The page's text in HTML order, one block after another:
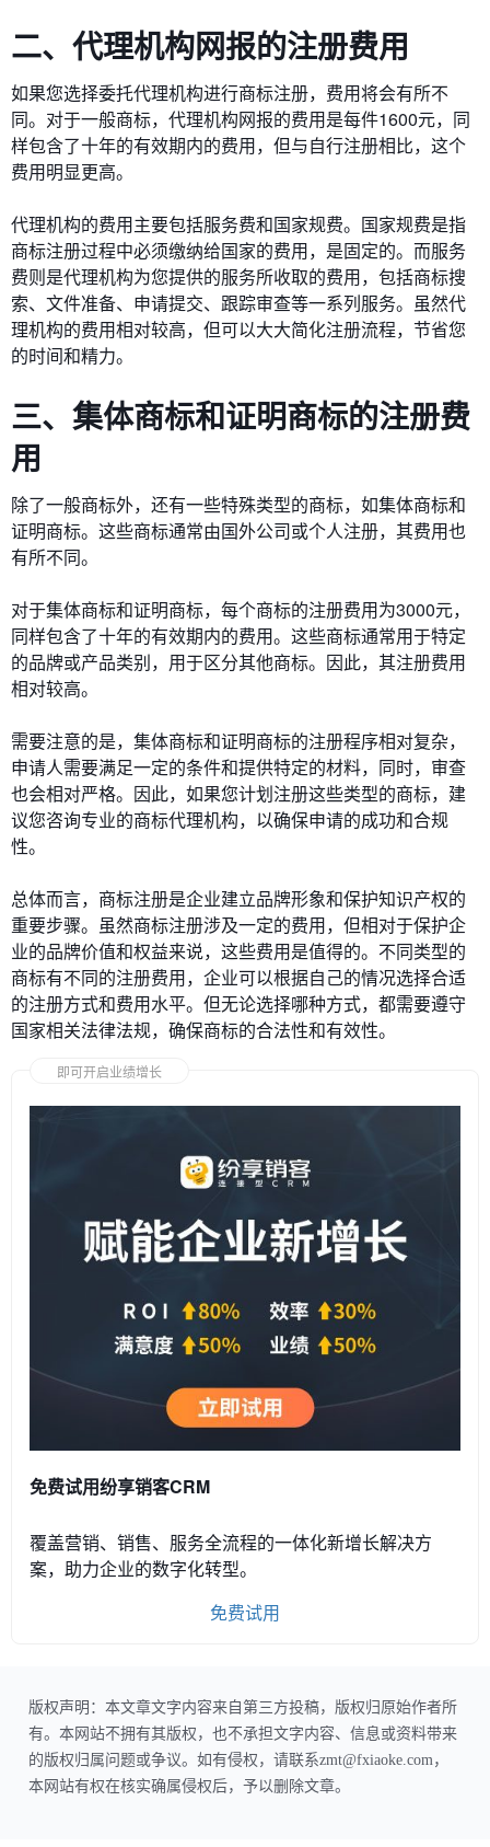
二、代理机构网报的注册费用
如果您选择委托代理机构进行商标注册，费用将会有所不
同。对于一般商标，代理机构网报的费用是每件1600元，同
样包含了十年的有效期内的费用，但与自行注册相比，这个
费用明显更高。
代理机构的费用主要包括服务费和国家规费。国家规费是指
商标注册过程中必须缴纳给国家的费用，是固定的。而服务
费则是代理机构为您提供的服务所收取的费用，包括商标搜
索、文件准备、申请提交、跟踪审查等一系列服务。虽然代
理机构的费用相对较高，但可以大大简化注册流程，节省您
的时间和精力。
三、集体商标和证明商标的注册费
用
除了一般商标外，还有一些特殊类型的商标，如集体商标和
证明商标。这些商标通常由国外公司或个人注册，其费用也
有所不同。
对于集体商标和证明商标，每个商标的注册费用为3000元，
同样包含了十年的有效期内的费用。这些商标通常用于特定
的品牌或产品类别，用于区分其他商标。因此，其注册费用
相对较高。
需要注意的是，集体商标和证明商标的注册程序相对复杂，
申请人需要满足一定的条件和提供特定的材料，同时，审查
也会相对严格。因此，如果您计划注册这些类型的商标，建
议您咨询专业的商标代理机构，以确保申请的成功和合规
性。
总体而言，商标注册是企业建立品牌形象和保护知识产权的
重要步骤。虽然商标注册涉及一定的费用，但相对于保护企
业的品牌价值和权益来说，这些费用是值得的。不同类型的
商标有不同的注册费用，企业可以根据自己的情况选择合适
的注册方式和费用水平。但无论选择哪种方式，都需要遵守
国家相关法律法规，确保商标的合法性和有效性。
即可开启业绩增长
免费试用纷享销客CRM
覆盖营销、销售、服务全流程的一体化新增长解决方
案，助力企业的数字化转型。
免费试用
版权声明：本文章文字内容来自第三方投稿，版权归原始作者所
有。本网站不拥有其版权，也不承担文字内容、信息或资料带来
的版权归属问题或争议。如有侵权，请联系zmt@fxiaoke.com，
本网站有权在核实确属侵权后，予以删除文章。